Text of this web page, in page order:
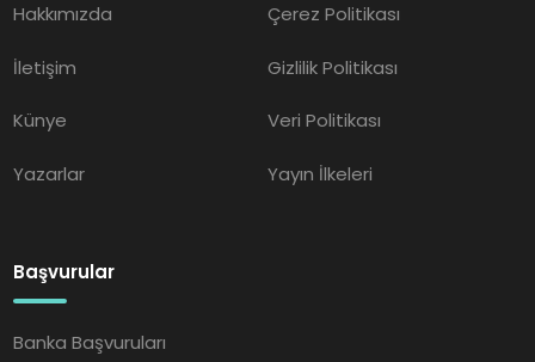
Hakkımızda
İletişim
Künye
Yazarlar
Çerez Politikası
Gizlilik Politikası
Veri Politikası
Yayın İlkeleri
Başvurular
Banka Başvuruları